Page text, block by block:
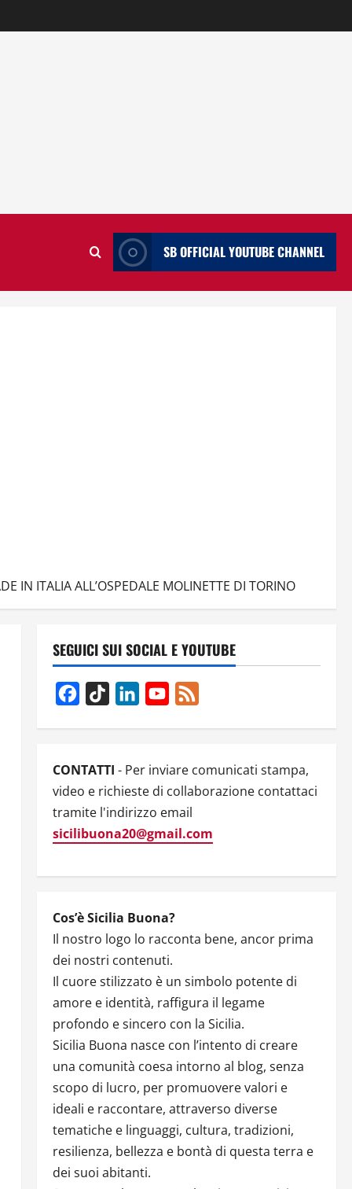
SB OFFICIAL YOUTUBE CHANNEL
IN ITALIA ALL’OSPEDALE MOLINETTE DI TORINO
SEGUICI SUI SOCIAL E YOUTUBE
Facebook
TikTok LinkedInYouTube
CONTATTI - Per inviare comunicati stampa,
video e richieste di collaborazione contattaci
tramite l'indirizzo email
sicilibuona20@gmail.com
Cos’è Sicilia Buona?
Il nostro logo lo racconta bene, ancor prima
dei nostri contenuti.
Il cuore stilizzato è un simbolo potente di
amore e identità, raffigura il legame
profondo e sincero con la Sicilia.
Sicilia Buona nasce con l’intento di creare
una comunità coesa intorno al blog, senza
scopo di lucro, per promuovere valori e
ideali e raccontare, attraverso diverse
tematiche e linguaggi, cultura, tradizioni,
resilienza, bellezza e bontà di questa terra e
dei suoi abitanti.